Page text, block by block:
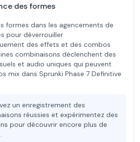
des formes
formes dans les agencements de
pour déverrouiller
des effets et des combos
combinaisons déclenchent des
et audio uniques qui peuvent
mix dans Sprunki Phase 7 Definitive
un enregistrement des
réussies et expérimentez des
pour découvrir encore plus de